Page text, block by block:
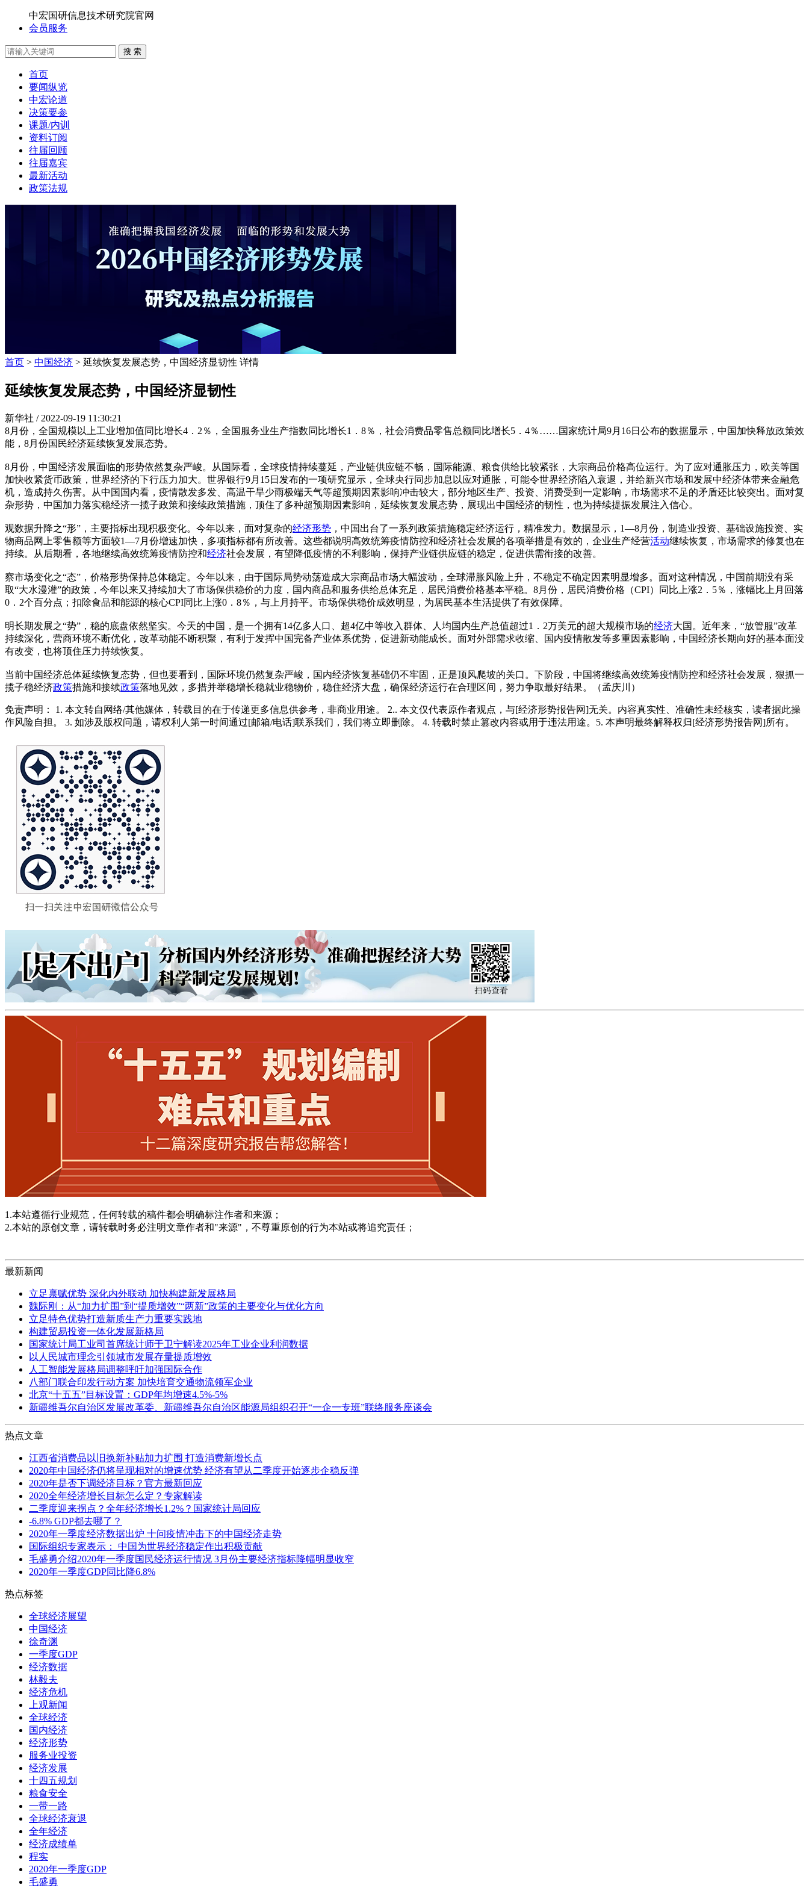
中宏国研信息技术研究院官网
会员服务
搜 索
首页
要闻纵览
中宏论道
决策要参
课题/内训
资料订阅
往届回顾
往届嘉宾
最新活动
政策法规
首页 > 中国经济 > 延续恢复发展态势，中国经济显韧性 详情
延续恢复发展态势，中国经济显韧性
新华社 / 2022-09-19 11:30:21
8月份，全国规模以上工业增加值同比增长4．2％，全国服务业生产指数同比增长1．8％，社会消费品零售总额同比增长5．4％……国家统计局9月16日公布的数据显示，中国加快释放政策效
能，8月份国民经济延续恢复发展态势。
8月份，中国经济发展面临的形势依然复杂严峻。从国际看，全球疫情持续蔓延，产业链供应链不畅，国际能源、粮食供给比较紧张，大宗商品价格高位运行。为了应对通胀压力，欧美等国
加快收紧货币政策，世界经济的下行压力加大。世界银行9月15日发布的一项研究显示，全球央行同步加息以应对通胀，可能令世界经济陷入衰退，并给新兴市场和发展中经济体带来金融危
机，造成持久伤害。从中国国内看，疫情散发多发、高温干旱少雨极端天气等超预期因素影响冲击较大，部分地区生产、投资、消费受到一定影响，市场需求不足的矛盾还比较突出。面对复
杂形势，中国加力落实稳经济一揽子政策和接续政策措施，顶住了多种超预期因素影响，延续恢复发展态势，展现出中国经济的韧性，也为持续提振发展注入信心。
观数据升降之“形”，主要指标出现积极变化。今年以来，面对复杂的经济形势 ，中国出台了一系列政策措施稳定经济运行，精准发力。数据显示，1—8月份，制造业投资、基础设施投资、实
物商品网上零售额等方面较1—7月份增速加快，多项指标都有所改善。这些都说明高效统筹疫情防控和经济社会发展的各项举措是有效的，企业生产经营活动继续恢复，市场需求的修复也在
持续。从后期看，各地继续高效统筹疫情防控和经济社会发展，有望降低疫情的不利影响，保持产业链供应链的稳定，促进供需衔接的改善。
察市场变化之“态”，价格形势保持总体稳定。今年以来，由于国际局势动荡造成大宗商品市场大幅波动，全球滞胀风险上升，不稳定不确定因素明显增多。面对这种情况，中国前期没有采
取“大水漫灌”的政策，今年以来又持续加大了市场保供稳价的力度，国内商品和服务供给总体充足，居民消费价格基本平稳。8月份，居民消费价格（CPI）同比上涨2．5％，涨幅比上月回落
0．2个百分点；扣除食品和能源的核心CPI同比上涨0．8％，与上月持平。市场保供稳价成效明显，为居民基本生活提供了有效保障。
明长期发展之“势”，稳的底盘依然坚实。今天的中国，是一个拥有14亿多人口、超4亿中等收入群体、人均国内生产总值超过1．2万美元的超大规模市场的经济大国。近年来，“放管服”改革
持续深化，营商环境不断优化，改革动能不断积聚，有利于发挥中国完备产业体系优势，促进新动能成长。面对外部需求收缩、国内疫情散发等多重因素影响，中国经济长期向好的基本面没
有改变，也将顶住压力持续恢复。
当前中国经济总体延续恢复态势，但也要看到，国际环境仍然复杂严峻，国内经济恢复基础仍不牢固，正是顶风爬坡的关口。下阶段，中国将继续高效统筹疫情防控和经济社会发展，狠抓一
揽子稳经济政策措施和接续政策落地见效，多措并举稳增长稳就业稳物价，稳住经济大盘，确保经济运行在合理区间，努力争取最好结果。（孟庆川）
免责声明： 1. 本文转自网络/其他媒体，转载目的在于传递更多信息供参考，非商业用途。 2.. 本文仅代表原作者观点，与[经济形势报告网]无关。内容真实性、准确性未经核实，读者据此操
作风险自担。 3. 如涉及版权问题，请权利人第一时间通过[邮箱/电话]联系我们，我们将立即删除。 4. 转载时禁止篡改内容或用于违法用途。5. 本声明最终解释权归[经济形势报告网]所有。
1.本站遵循行业规范，任何转载的稿件都会明确标注作者和来源；
2.本站的原创文章，请转载时务必注明文章作者和"来源"，不尊重原创的行为本站或将追究责任；
最新新闻
立足禀赋优势 深化内外联动 加快构建新发展格局
魏际刚：从“加力扩围”到“提质增效”“两新”政策的主要变化与优化方向
立足特色优势打造新质生产力重要实践地
构建贸易投资一体化发展新格局
国家统计局工业司首席统计师于卫宁解读2025年工业企业利润数据
以人民城市理念引领城市发展存量提质增效
人工智能发展格局调整呼吁加强国际合作
八部门联合印发行动方案 加快培育交通物流领军企业
北京“十五五”目标设置：GDP年均增速4.5%-5%
新疆维吾尔自治区发展改革委、新疆维吾尔自治区能源局组织召开“一企一专班”联络服务座谈会
热点文章
江西省消费品以旧换新补贴加力扩围 打造消费新增长点
2020年中国经济仍将呈现相对的增速优势 经济有望从二季度开始逐步企稳反弹
2020年是否下调经济目标？官方最新回应
2020全年经济增长目标怎么定？专家解读
二季度迎来拐点？全年经济增长1.2%？国家统计局回应
-6.8% GDP都去哪了？
2020年一季度经济数据出炉 十问疫情冲击下的中国经济走势
国际组织专家表示： 中国为世界经济稳定作出积极贡献
毛盛勇介绍2020年一季度国民经济运行情况 3月份主要经济指标降幅明显收窄
2020年一季度GDP同比降6.8%
热点标签
全球经济展望
中国经济
徐奇渊
一季度GDP
经济数据
林毅夫
经济危机
上观新闻
全球经济
国内经济
经济形势
服务业投资
经济发展
十四五规划
粮食安全
一带一路
全球经济衰退
全年经济
经济成绩单
程实
2020年一季度GDP
毛盛勇